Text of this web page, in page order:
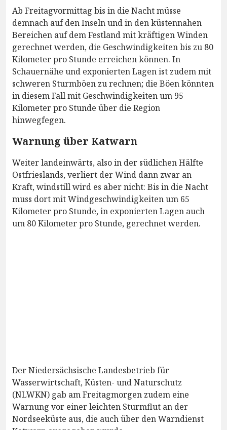
Ab Freitagvormittag bis in die Nacht müsse
demnach auf den Inseln und in den küstennahen
Bereichen auf dem Festland mit kräftigen Winden
gerechnet werden, die Geschwindigkeiten bis zu 80
Kilometer pro Stunde erreichen können. In
Schauernähe und exponierten Lagen ist zudem mit
schweren Sturmböen zu rechnen; die Böen könnten
in diesem Fall mit Geschwindigkeiten um 95
Kilometer pro Stunde über die Region
hinwegfegen.
Warnung über Katwarn
Weiter landeinwärts, also in der südlichen Hälfte
Ostfrieslands, verliert der Wind dann zwar an
Kraft, windstill wird es aber nicht: Bis in die Nacht
muss dort mit Windgeschwindigkeiten um 65
Kilometer pro Stunde, in exponierten Lagen auch
um 80 Kilometer pro Stunde, gerechnet werden.
Der Niedersächsische Landesbetrieb für
Wasserwirtschaft, Küsten- und Naturschutz
(NLWKN) gab am Freitagmorgen zudem eine
Warnung vor einer leichten Sturmflut an der
Nordseeküste aus, die auch über den Warndienst